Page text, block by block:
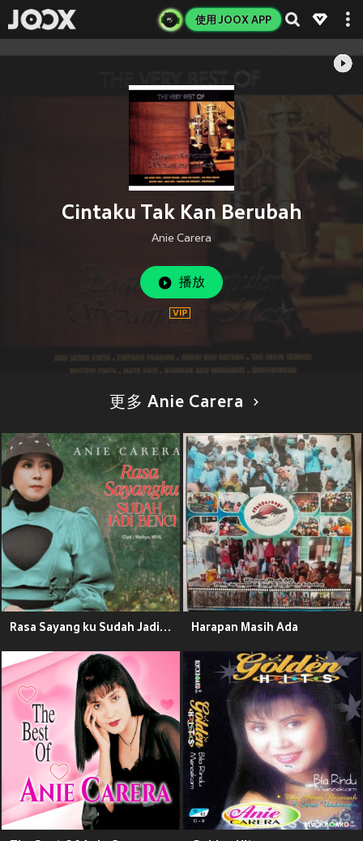
使用 JOOX APP
Cintaku Tak Kan Berubah
Anie Carera
播放
更多 Anie Carera
Rasa Sayang ku Sudah Jadi Benci (Remastered 2025) Harapan Masih Ada